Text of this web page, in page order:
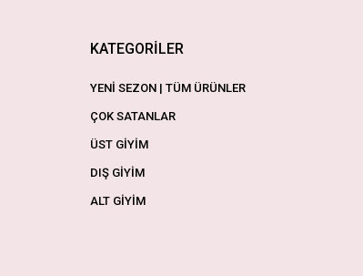
KATEGORİLER
YENİ SEZON | TÜM ÜRÜNLER
ÇOK SATANLAR
ÜST GİYİM
DIŞ GİYİM
ALT GİYİM